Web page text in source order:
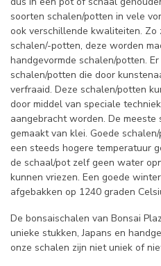
soorten schalen/potten in vele
ook verschillende kwaliteiten. Zo
schalen/-potten, deze worden
handgevormde schalen/potten.
schalen/potten die door
verfraaid. Deze schalen/potten
door middel van speciale
aangebracht worden. De
gemaakt van klei. Goede
een steeds hogere temperatuur
de schaal/pot zelf geen water
kunnen vriezen. Een goede
afgebakken op 1240 graden
De bonsaischalen van Bonsai
unieke stukken, Japans en
onze schalen zijn niet uniek of